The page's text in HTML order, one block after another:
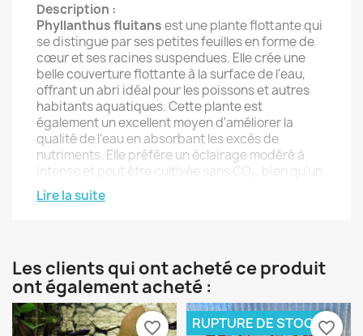
Description :
Phyllanthus fluitansest une plante flottante qui
se distingue par ses petites feuilles en forme de
cœur et ses racines suspendues. Elle crée une
belle couverture flottante à la surface de l'eau,
offrant un abri idéal pour les poissons et autres
habitants aquatiques. Cette plante est
également un excellent moyen d'améliorer la
qualité de l'eau en absorbant les excès de
nutriments. Elle préfère un éclairage modéré à
intense et peut être cultivée sans CO₂, bien qu’un
ajout de CO₂ favorise une croissance plus rapide
et plus saine.
Origine :Afrique
Hauteur :5 - 10 cm
Éclairage :Modéré à intense
CO₂ :Non essentiel, mais favorise une
croissance rapide
Lire la suite
Les clients qui ont acheté ce produit
ont également acheté :
favorite_border RUPTURE DE STOCKfavorite_border